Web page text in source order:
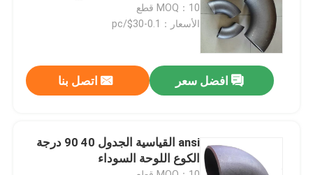
طلب اقتباس
شفة أنابيب الصلب
شفة الأنبوب ANSI
MOQ：10 قطع
الأسعار：0.1-30$/pc
افضل سعر اتصل بنا
ansi القياسية الجدول 40 90 درجة
الكوع اللوحة السوداء